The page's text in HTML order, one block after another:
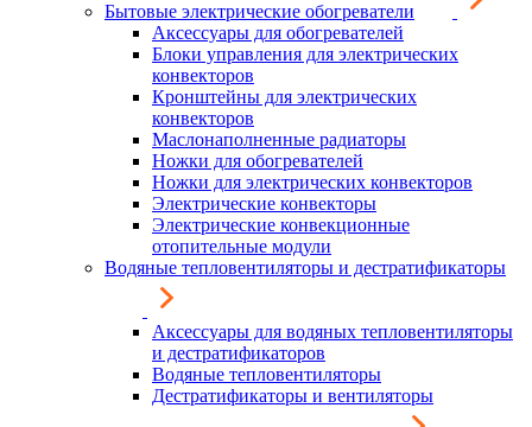
Бытовые электрические обогреватели
Аксессуары для обогревателей
Блоки управления для электрических
конвекторов
Кронштейны для электрических
конвекторов
Маслонаполненные радиаторы
Ножки для обогревателей
Ножки для электрических конвекторов
Электрические конвекторы
Электрические конвекционные
отопительные модули
Водяные тепловентиляторы и дестратификаторы
Аксессуары для водяных тепловентиляторы
и дестратификаторов
Водяные тепловентиляторы
Дестратификаторы и вентиляторы